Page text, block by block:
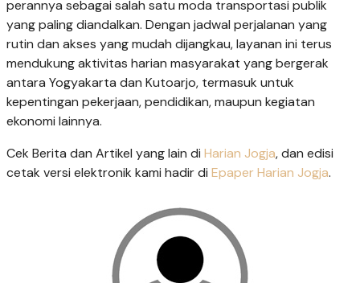
perannya sebagai salah satu moda transportasi publik
yang paling diandalkan. Dengan jadwal perjalanan yang
rutin dan akses yang mudah dijangkau, layanan ini terus
mendukung aktivitas harian masyarakat yang bergerak
antara Yogyakarta dan Kutoarjo, termasuk untuk
kepentingan pekerjaan, pendidikan, maupun kegiatan
ekonomi lainnya.
Cek Berita dan Artikel yang lain di Harian Jogja, dan edisi
cetak versi elektronik kami hadir di Epaper Harian Jogja.